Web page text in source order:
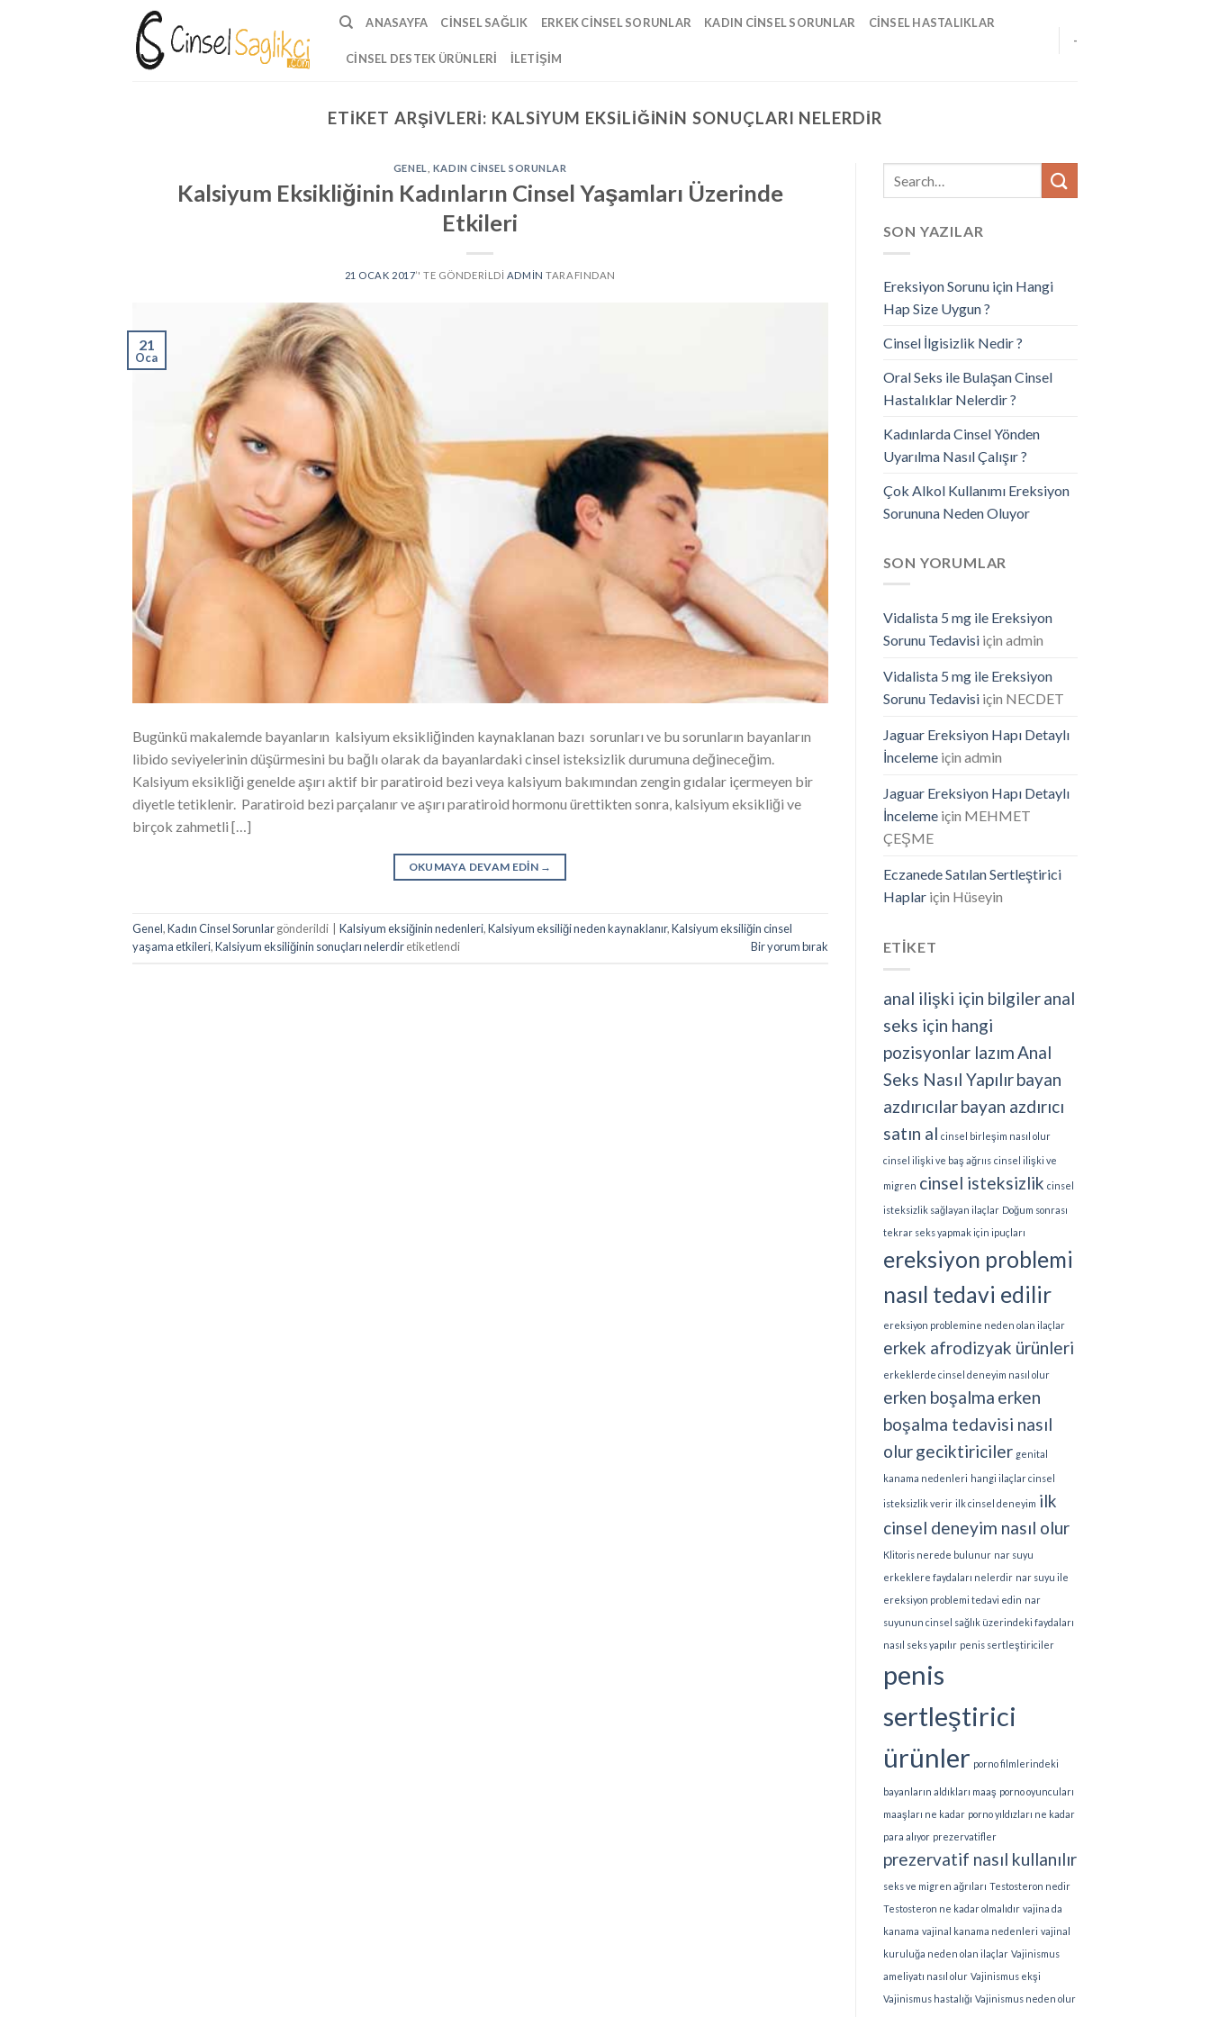
ANASAYFA CINSEL SAĞLIK ERKEK CINSEL SORUNLAR KADIN CINSEL SORUNLAR CINSEL HASTALIKLAR
CINSEL DESTEK ÜRÜNLERI İLETIŞIM
-
ETIKET ARŞIVLERI: KALSIYUM EKSILIĞININ SONUÇLARI NELERDIR
GENEL KADIN CINSEL SORUNLAR
Kalsiyum Eksikliğinin Kadınların Cinsel Yaşamları Üzerinde
Etkileri
21 OCAK 2017’' TE GÖNDERILDI ADMIN TARAFINDAN
21
Oca
Bugünkü makalemde bayanların kalsiyum eksikliğinden kaynaklanan bazı sorunları ve bu sorunların bayanların
libido seviyelerinin düşürmesini bu bağlı olarak da bayanlardaki cinsel isteksizlik durumuna değineceğim.
Kalsiyum eksikliği genelde aşırı aktif bir paratiroid bezi veya kalsiyum bakımından zengin gıdalar içermeyen bir
diyetle tetiklenir. Paratiroid bezi parçalanır ve aşırı paratiroid hormonu ürettikten sonra, kalsiyum eksikliği ve
birçok zahmetli […]
OKUMAYA DEVAM EDIN →
Genel,Kadın Cinsel Sorunlargönderildi Kalsiyum eksiğinin nedenleri,Kalsiyum eksiliği neden kaynaklanır,Kalsiyum eksiliğin cinsel
yaşama etkileri,Kalsiyum eksiliğinin sonuçları nelerdiretiketlendi Bir yorum bırak
SON YAZILAR
Ereksiyon Sorunu için Hangi
Hap Size Uygun ?
Cinsel İlgisizlik Nedir ?
Oral Seks ile Bulaşan Cinsel
Hastalıklar Nelerdir ?
Kadınlarda Cinsel Yönden
Uyarılma Nasıl Çalışır ?
Çok Alkol Kullanımı Ereksiyon
Sorununa Neden Oluyor
SON YORUMLAR
Vidalista 5 mg ile Ereksiyon
Sorunu Tedavisiiçin admin
Vidalista 5 mg ile Ereksiyon
Sorunu Tedavisiiçin NECDET
Jaguar Ereksiyon Hapı Detaylı
İncelemeiçin admin
Jaguar Ereksiyon Hapı Detaylı
İncelemeiçin MEHMET
ÇEŞME
Eczanede Satılan Sertleştirici
Haplariçin Hüseyin
ETİKET
anal ilişki için bilgileranal
seks için hangi
pozisyonlar lazımAnal
Seks Nasıl Yapılırbayan
azdırıcılarbayan azdırıcı
satın al cinsel birleşim nasıl olur
cinsel ilişki ve baş ağrııs cinsel ilişki ve
migren cinsel isteksizlik cinsel
isteksizlik sağlayan ilaçlar Doğum sonrası
tekrar seks yapmak için ipuçları
ereksiyon problemi
nasıl tedavi edilir
ereksiyon problemine neden olan ilaçlar
erkek afrodizyak ürünleri
erkeklerde cinsel deneyim nasıl olur
erken boşalma erken
boşalma tedavisi nasıl
olurgeciktiriciler genital
kanama nedenleri hangi ilaçlar cinsel
isteksizlik verir ilk cinsel deneyim ilk
cinsel deneyim nasıl olur
Klitoris nerede bulunur nar suyu
erkeklere faydaları nelerdir nar suyu ile
ereksiyon problemi tedavi edin nar
suyunun cinsel sağlık üzerindeki faydaları
nasıl seks yapılır penis sertleştiriciler
penis
sertleştirici
ürünler porno filmlerindeki
bayanların aldıkları maaş porno oyuncuları
maaşları ne kadar porno yıldızları ne kadar
para alıyor prezervatifler
prezervatif nasıl kullanılır
seks ve migren ağrıları Testosteron nedir
Testosteron ne kadar olmalıdır vajina da
kanama vajinal kanama nedenleri vajinal
kuruluğa neden olan ilaçlar Vajinismus
ameliyatı nasıl olur Vajinismus ekşi
Vajinismus hastalığı Vajinismus neden olur